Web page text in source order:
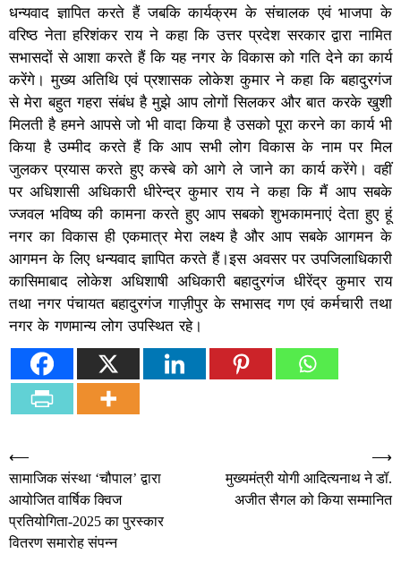
धन्यवाद ज्ञापित करते हैं जबकि कार्यक्रम के संचालक एवं भाजपा के
वरिष्ठ नेता हरिशंकर राय ने कहा कि उत्तर प्रदेश सरकार द्वारा नामित
सभासदों से आशा करते हैं कि यह नगर के विकास को गति देने का कार्य
करेंगे। मुख्य अतिथि एवं प्रशासक लोकेश कुमार ने कहा कि बहादुरगंज
से मेरा बहुत गहरा संबंध है मुझे आप लोगों सिलकर और बात करके खुशी
मिलती है हमने आपसे जो भी वादा किया है उसको पूरा करने का कार्य भी
किया है उम्मीद करते हैं कि आप सभी लोग विकास के नाम पर मिल
जुलकर प्रयास करते हुए कस्बे को आगे ले जाने का कार्य करेंगे। वहीं
पर अधिशासी अधिकारी धीरेन्द्र कुमार राय ने कहा कि मैं आप सबके
ज्जवल भविष्य की कामना करते हुए आप सबको शुभकामनाएं देता हुए हूं
नगर का विकास ही एकमात्र मेरा लक्ष्य है और आप सबके आगमन के
आगमन के लिए धन्यवाद ज्ञापित करते हैं।इस अवसर पर उपजिलाधिकारी
कासिमाबाद लोकेश अधिशाषी अधिकारी बहादुरगंज धीरेंद्र कुमार राय
तथा नगर पंचायत बहादुरगंज गाज़ीपुर के सभासद गण एवं कर्मचारी तथा
नगर के गणमान्य लोग उपस्थित रहे।
Post
navigation
⟵
सामाजिक संस्था ‘चौपाल’ द्वारा
आयोजित वार्षिक क्विज
प्रतियोगिता-2025 का पुरस्कार
वितरण समारोह संपन्न
मुख्यमंत्री योगी आदित्यनाथ ने डॉ.
अजीत सैगल को किया सम्मानित
⟶